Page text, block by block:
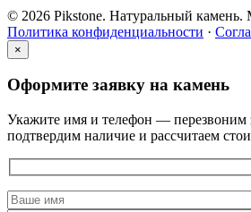
© 2026 Pikstone. Натуральный камень.
Политика конфиденциальности ·
×
Оформите заявку на камень
Укажите имя и телефон — перезвоним
подтвердим наличие и рассчитаем